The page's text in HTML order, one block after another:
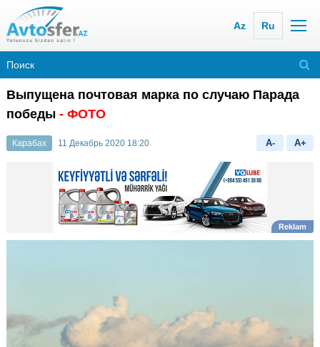
Az Ru
Выпущена почтовая марка по случаю Парада
победы - ФОТО
Карабах 11 Декабрь 2020 18:20 A- A+